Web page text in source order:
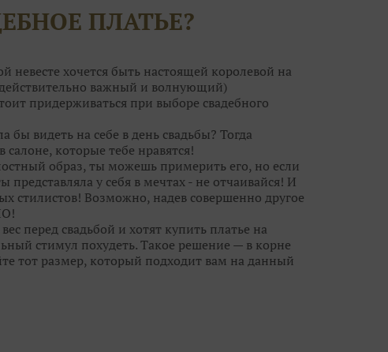
ПЛАТЬЕ?
невесте хочется быть настоящей королевой на
важный и волнующий)
придерживаться при выборе свадебного
бы видеть на себе в день свадьбы? Тогда
которые тебе нравятся!
образ, ты можешь примерить его, но если
представляла у себя в мечтах - не отчаивайся! И
стилистов! Возможно, надев совершенно другое
перед свадьбой и хотят купить платье на
стимул похудеть. Такое решение — в корне
тот размер, который подходит вам на данный
станет великовато, ушить его куда проще, чем
решит все проблемы небольшого «плюса» или